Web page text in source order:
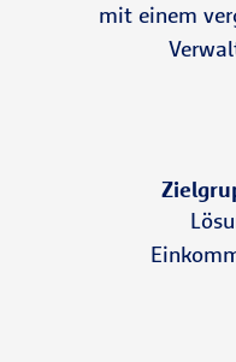
mit einem